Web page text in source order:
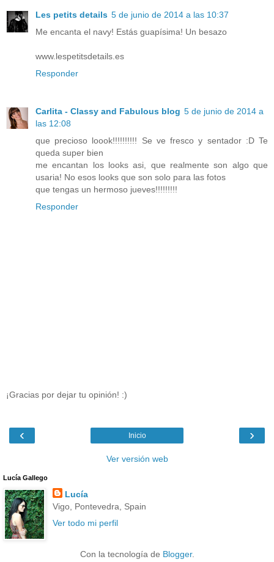
Les petits details 5 de junio de 2014 a las 10:37
Me encanta el navy! Estás guapísima! Un besazo
www.lespetitsdetails.es
Responder
Carlita - Classy and Fabulous blog 5 de junio de 2014 a
las 12:08
que precioso loook!!!!!!!!!! Se ve fresco y sentador :D Te
queda super bien
me encantan los looks asi, que realmente son algo que
usaria! No esos looks que son solo para las fotos
que tengas un hermoso jueves!!!!!!!!!
Responder
¡Gracias por dejar tu opinión! :)
‹ ›
Inicio
Ver versión web
Lucía Gallego
Lucía
Vigo, Pontevedra, Spain
Ver todo mi perfil
Con la tecnología de Blogger.